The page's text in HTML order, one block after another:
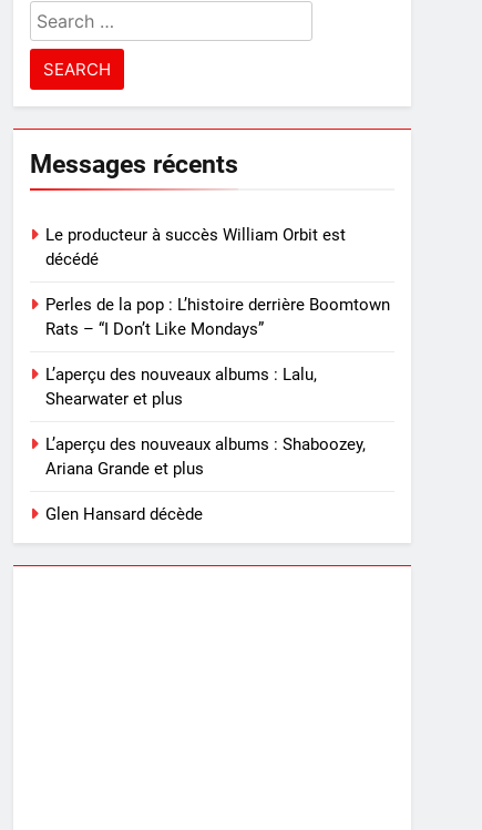
Search
for:
Messages récents
Le producteur à succès William Orbit est
décédé
Perles de la pop : L’histoire derrière Boomtown
Rats – “I Don’t Like Mondays”
L’aperçu des nouveaux albums : Lalu,
Shearwater et plus
L’aperçu des nouveaux albums : Shaboozey,
Ariana Grande et plus
Glen Hansard décède